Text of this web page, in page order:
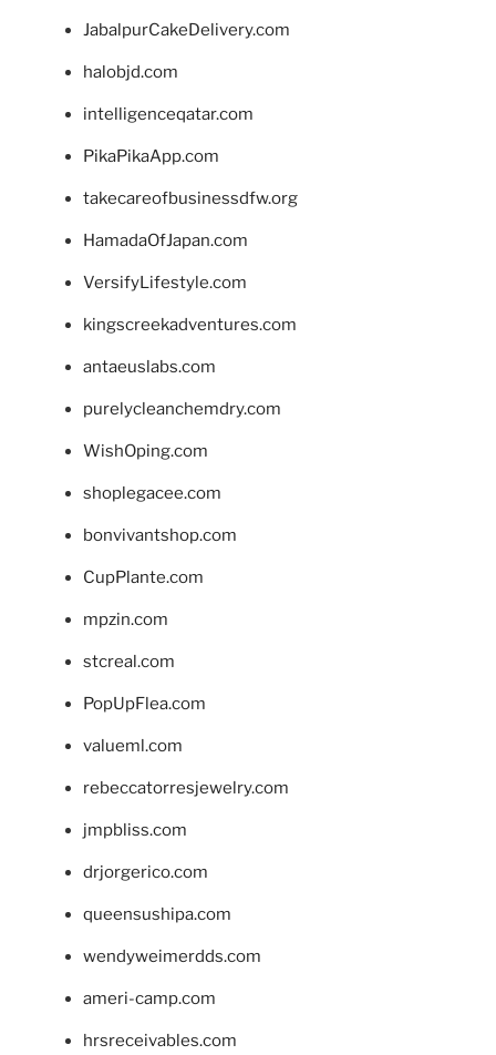
JabalpurCakeDelivery.com
halobjd.com
intelligenceqatar.com
PikaPikaApp.com
takecareofbusinessdfw.org
HamadaOfJapan.com
VersifyLifestyle.com
kingscreekadventures.com
antaeuslabs.com
purelycleanchemdry.com
WishOping.com
shoplegacee.com
bonvivantshop.com
CupPlante.com
mpzin.com
stcreal.com
PopUpFlea.com
valueml.com
rebeccatorresjewelry.com
jmpbliss.com
drjorgerico.com
queensushipa.com
wendyweimerdds.com
ameri-camp.com
hrsreceivables.com